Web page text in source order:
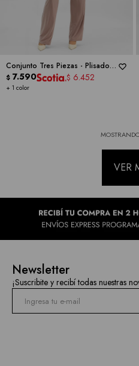
Conjunto Tres Piezas - Plisado
Lurex -RM RICHARDS
+ 1 color
$ 7.590 $ 6.452
VER
Newsletter
¡Suscribite y recibí todas nuestras